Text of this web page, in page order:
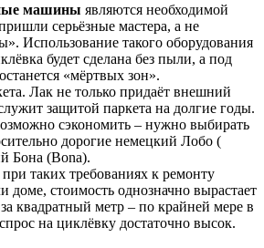
машины являются необходимой
серьёзные мастера, а не
Использование такого оборудования
будет сделана без пыли, а под
«мёртвых зон».
Лак не только придаёт внешний
защитой паркета на долгие годы.
сэкономить – нужно выбирать
дорогие немецкий Лобо (
Бона (Bona).
таких требованиях к ремонту
доме, стоимость однозначно вырастает
квадратный метр – по крайней мере в
на циклёвку достаточно высок.